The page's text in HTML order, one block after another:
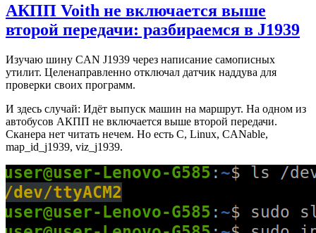
АКПП Voith не включается выше
второй передачи: разбираемся в J1939
Изучаю шину CAN J1939 через написание самописных
утилит. Целенаправленно отключал датчик наддува для
проверки своих программ.
И здесь случай: Идёт выпуск машин на маршрут. На одном из
автобусов АКПП не включается выше второй передачи.
Сканера нет читать нечем. Но есть C, Linux, CANable,
map_id_j1939, viz_j1939.